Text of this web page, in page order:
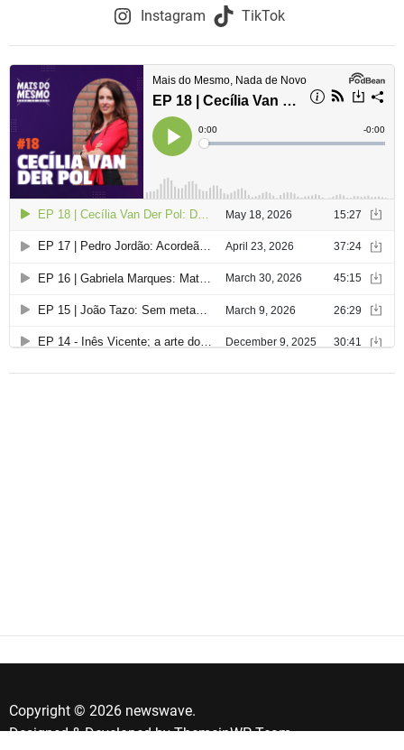
Instagram TikTok
Copyright © 2026 newswave.
Designed & Developed byThemeinWP Team